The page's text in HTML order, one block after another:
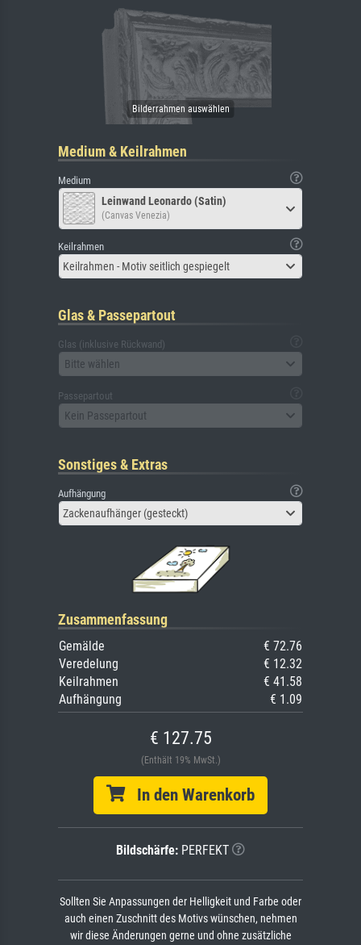
Medium & Keilrahmen
Medium
Leinwand Leonardo (Satin)
(Canvas Venezia)
Keilrahmen
Keilrahmen - Motiv seitlich gespiegelt
Glas & Passepartout
Glas (inklusive Rückwand)
Bitte wählen
Passepartout
Kein Passepartout
Sonstiges & Extras
Aufhängung
Zackenaufhänger (gesteckt)
Zusammenfassung
Gemälde
€ 72.76
Veredelung
€ 12.32
Keilrahmen
€ 41.58
Aufhängung
€ 1.09
€ 127.75
(Enthält 19% MwSt.)
In den Warenkorb
Bildschärfe: PERFEKT
Sollten Sie Anpassungen der Helligkeit und Farbe oder
auch einen Zuschnitt des Motivs wünschen, nehmen
wir diese Änderungen gerne und ohne zusätzliche